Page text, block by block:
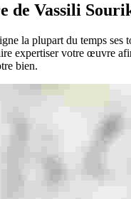
de Vassili
la plupart du temps ses
expertiser votre œuvre
bien.